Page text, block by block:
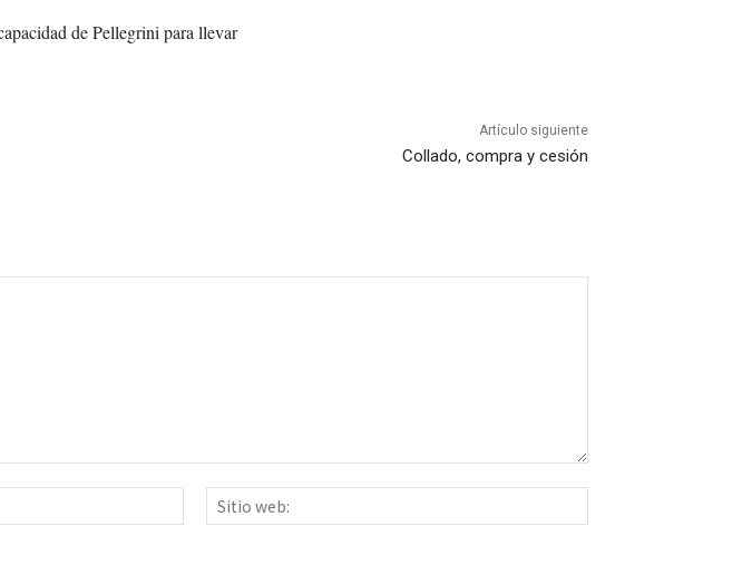
de Pellegrini para llevar
Artículo siguiente
Collado, compra y cesión
Correo
electrónico:*
web: